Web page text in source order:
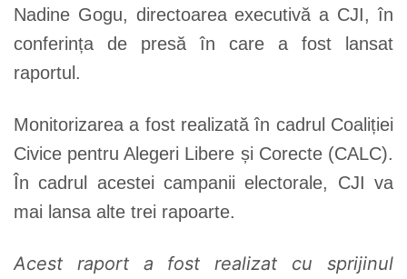
Nadine Gogu, directoarea executivă a CJI, în
conferința de presă în care a fost lansat
raportul.
Monitorizarea a fost realizată în cadrul Coaliției
Civice pentru Alegeri Libere și Corecte (CALC).
În cadrul acestei campanii electorale, CJI va
mai lansa alte trei rapoarte.
Acest raport a fost realizat cu sprijinul